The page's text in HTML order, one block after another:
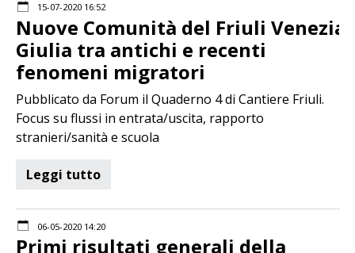
15-07-2020 16:52
Nuove Comunità del Friuli Venezia
Giulia tra antichi e recenti
fenomeni migratori
Pubblicato da Forum il Quaderno 4 di Cantiere Friuli.
Focus su flussi in entrata/uscita, rapporto
stranieri/sanità e scuola
Leggi tutto
06-05-2020 14:20
Primi risultati generali della